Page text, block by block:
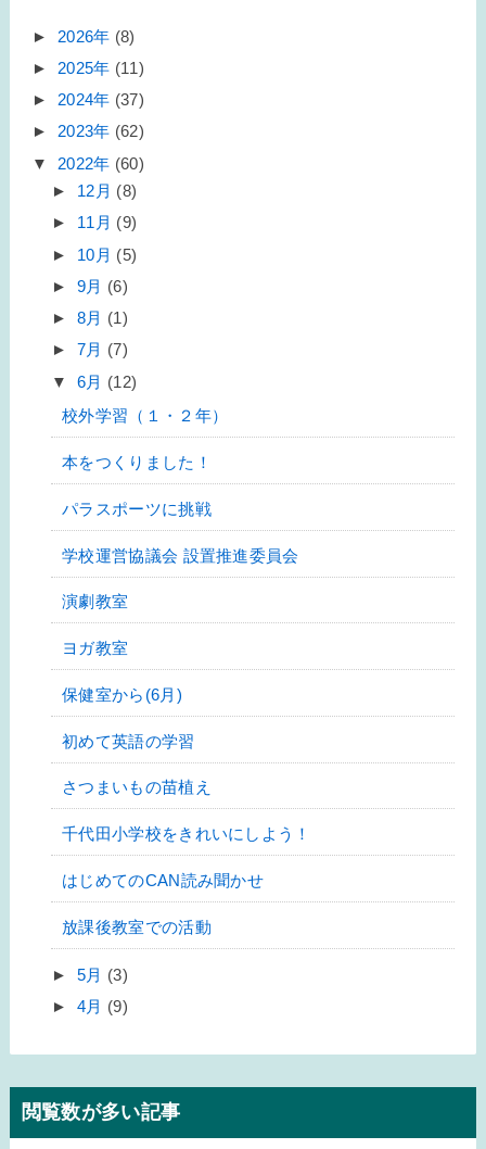
► 2026年 (8)
► 2025年 (11)
► 2024年 (37)
► 2023年 (62)
▼ 2022年 (60)
► 12月 (8)
► 11月 (9)
► 10月 (5)
► 9月 (6)
► 8月 (1)
► 7月 (7)
▼ 6月 (12)
校外学習（１・２年）
本をつくりました！
パラスポーツに挑戦
学校運営協議会 設置推進委員会
演劇教室
ヨガ教室
保健室から(6月)
初めて英語の学習
さつまいもの苗植え
千代田小学校をきれいにしよう！
はじめてのCAN読み聞かせ
放課後教室での活動
► 5月 (3)
► 4月 (9)
閲覧数が多い記事